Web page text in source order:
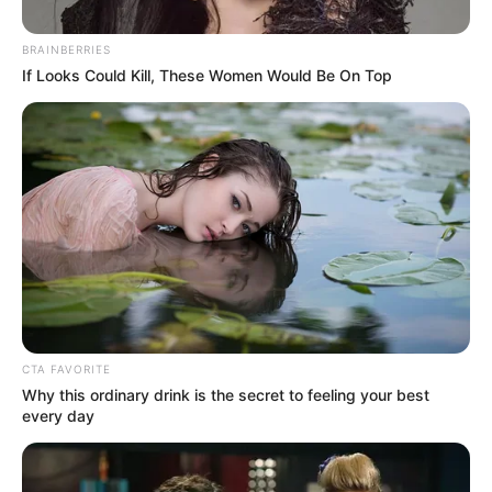
@duniasoad
Temblor en Colombia - Terremoto
Por: Geraldine Rozo Amórtegui
Octubre 3, 2023
BRAINBERRIES
If Looks Could Kill, These Women Would Be On Top
CTA FAVORITE
Why this ordinary drink is the secret to feeling your best
every day